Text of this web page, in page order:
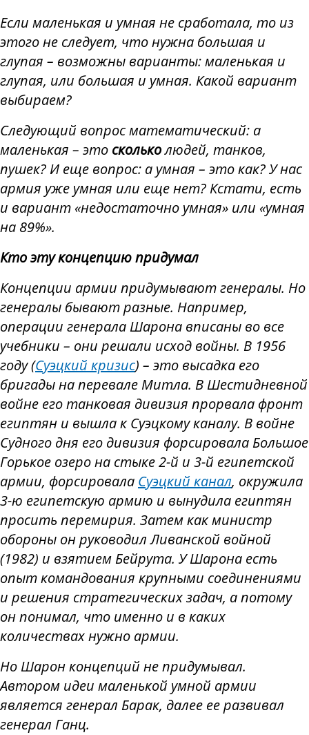
Если маленькая и умная не сработала, то из
этого не следует, что нужна большая и
глупая – возможны варианты: маленькая и
глупая, или большая и умная. Какой вариант
выбираем?
Следующий вопрос математический: а
маленькая – это скольколюдей, танков,
пушек? И еще вопрос: а умная – это как? У нас
армия уже умная или еще нет? Кстати, есть
и вариант «недостаточно умная» или «умная
на 89%».
Кто эту концепцию придумал
Концепции армии придумывают генералы. Но
генералы бывают разные. Например,
операции генерала Шарона вписаны во все
учебники – они решали исход войны. В 1956
году (Суэцкий кризис) – это высадка его
бригады на перевале Митла. В Шестидневной
войне его танковая дивизия прорвала фронт
египтян и вышла к Суэцкому каналу. В войне
Судного дня его дивизия форсировала Большое
Горькое озеро на стыке 2-й и 3-й египетской
армии, форсировала Суэцкий канал, окружила
3-ю египетскую армию и вынудила египтян
просить перемирия. Затем как министр
обороны он руководил Ливанской войной
(1982) и взятием Бейрута. У Шарона есть
опыт командования крупными соединениями
и решения стратегических задач, а потому
он понимал, что именно и в каких
количествах нужно армии.
Но Шарон концепций не придумывал.
Автором идеи маленькой умной армии
является генерал Барак, далее ее развивал
генерал Ганц.